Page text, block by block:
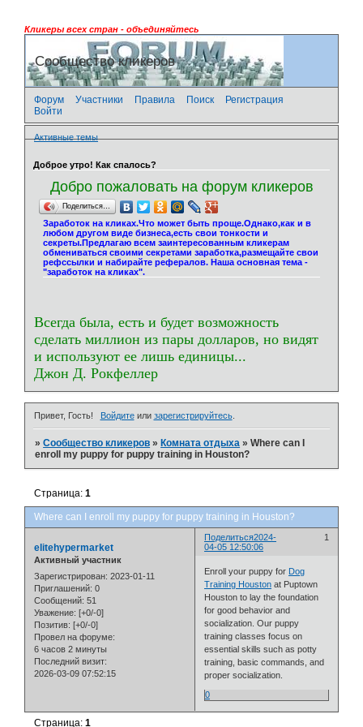
Кликеры всех стран - объединяйтесь
Сообщество кликеров
Форум Участники Правила Поиск
Регистрация
Войти
Активные темы
Доброе утро! Как спалось?
Добро пожаловать на форум кликеров
Поделиться…
Заработок на кликах.Что может быть проще.Однако,как и в
любом другом виде бизнеса,есть свои тонкости и
секреты.Предлагаю всем заинтересованным кликерам
обмениваться своими секретами заработка,размещайте свои
рефссылки и набирайте рефералов. Наша основная тема -
"заработок на кликах".
Всегда была, есть и будет возможность
сделать миллион из пары долларов, но видят
и используют ее лишь единицы...
Джон Д. Рокфеллер
Привет, Гость! Войдитеили зарегистрируйтесь.
»Сообщество кликеров » Комната отдыха »Where can I
enroll my puppy for puppy training in Houston?
Where can I enroll my puppy for puppy training in Houston?
Страница:1
Поделиться 1
2024-
04-05 12:50:06
elitehypermarket
Активный участник
Зарегистрирован: 2023-01-11
Приглашений: 0
Сообщений: 51
Уважение: [+0/-0]
Позитив: [+0/-0]
Провел на форуме:
6 часов 2 минуты
Последний визит:
2026-03-09 07:52:15
Enroll your puppy for Dog
Training Houston at Puptown
Houston to lay the foundation
for good behavior and
socialization. Our puppy
training classes focus on
essential skills such as potty
training, basic commands, and
proper socialization.
0
Страница:1